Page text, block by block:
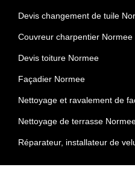
Devis changement de tuile
Couvreur charpentier Normee
Devis toiture Normee
Façadier Normee
Nettoyage et ravalement de
Nettoyage de terrasse
Réparateur, installateur de